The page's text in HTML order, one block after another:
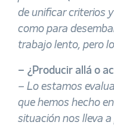
de unificar criterios
como para
trabajo lento, pero
– ¿Producir allá o
– Lo estamos
que hemos hecho
situación nos lleva